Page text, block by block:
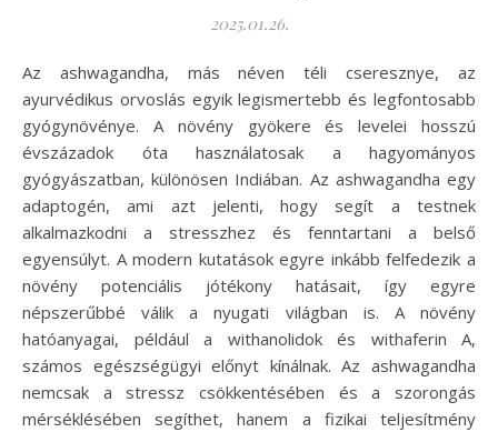
2025.01.26.
Az ashwagandha, más néven téli cseresznye, az
ayurvédikus orvoslás egyik legismertebb és legfontosabb
gyógynövénye. A növény gyökere és levelei hosszú
évszázadok óta használatosak a hagyományos
gyógyászatban, különösen Indiában. Az ashwagandha egy
adaptogén, ami azt jelenti, hogy segít a testnek
alkalmazkodni a stresszhez és fenntartani a belső
egyensúlyt. A modern kutatások egyre inkább felfedezik a
növény potenciális jótékony hatásait, így egyre
népszerűbbé válik a nyugati világban is. A növény
hatóanyagai, például a withanolidok és withaferin A,
számos egészségügyi előnyt kínálnak. Az ashwagandha
nemcsak a stressz csökkentésében és a szorongás
mérséklésében segíthet, hanem a fizikai teljesítmény